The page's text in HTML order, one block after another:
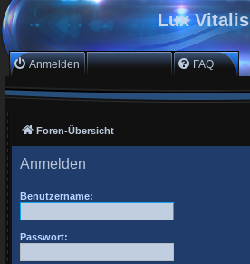
Lux Vitalis
Anmelden Registrieren FAQ
Foren-Übersicht
Anmelden
Benutzername:
Passwort: